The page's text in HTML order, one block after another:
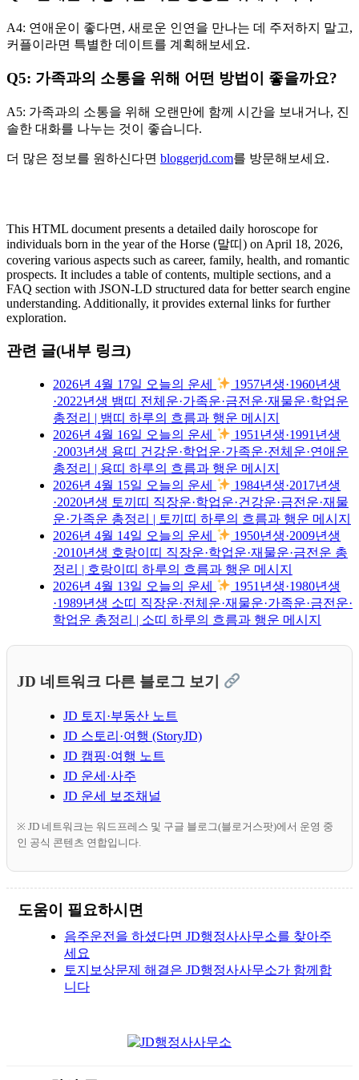
A4: 연애운이 좋다면, 새로운 인연을 만나는 데 주저하지 말고,
커플이라면 특별한 데이트를 계획해보세요.
Q5: 가족과의 소통을 위해 어떤 방법이 좋을까요?
A5: 가족과의 소통을 위해 오랜만에 함께 시간을 보내거나, 진
솔한 대화를 나누는 것이 좋습니다.
더 많은 정보를 원하신다면 bloggerjd.com를 방문해보세요.
This HTML document presents a detailed daily horoscope for
individuals born in the year of the Horse (말띠) on April 18, 2026,
covering various aspects such as career, family, health, and romantic
prospects. It includes a table of contents, multiple sections, and a
FAQ section with JSON-LD structured data for better search engine
understanding. Additionally, it provides external links for further
exploration.
관련 글(내부 링크)
2026년 4월 17일 오늘의 운세
1957년생·1960년생
·2022년생 뱀띠 전체운·가족운·금전운·재물운·학업운
총정리 | 뱀띠 하루의 흐름과 행운 메시지
2026년 4월 16일 오늘의 운세
1951년생·1991년생
·2003년생 용띠 건강운·학업운·가족운·전체운·연애운
총정리 | 용띠 하루의 흐름과 행운 메시지
2026년 4월 15일 오늘의 운세
1984년생·2017년생
·2020년생 토끼띠 직장운·학업운·건강운·금전운·재물
운·가족운 총정리 | 토끼띠 하루의 흐름과 행운 메시지
2026년 4월 14일 오늘의 운세
1950년생·2009년생
·2010년생 호랑이띠 직장운·학업운·재물운·금전운 총
정리 | 호랑이띠 하루의 흐름과 행운 메시지
2026년 4월 13일 오늘의 운세
1951년생·1980년생
·1989년생 소띠 직장운·전체운·재물운·가족운·금전운·
학업운 총정리 | 소띠 하루의 흐름과 행운 메시지
JD 네트워크 다른 블로그 보기
JD 토지·부동산 노트
JD 스토리·여행 (StoryJD)
JD 캠핑·여행 노트
JD 운세·사주
JD 운세 보조채널
※ JD 네트워크는 워드프레스 및 구글 블로그(블로거스팟)에서 운영 중
인 공식 콘텐츠 연합입니다.
도움이 필요하시면
음주운전을 하셨다면 JD행정사사무소를 찾아주
세요
토지보상문제 해결은 JD행정사사무소가 함께합
니다